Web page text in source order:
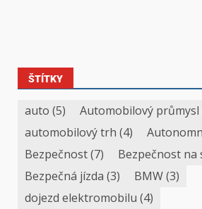
ŠTÍTKY
auto (5) Automobilový průmysl
automobilový trh (4)
Bezpečnost(7) Bezpečnost na
Bezpečná jízda (3) BMW(3)
dojezd elektromobilu (4)